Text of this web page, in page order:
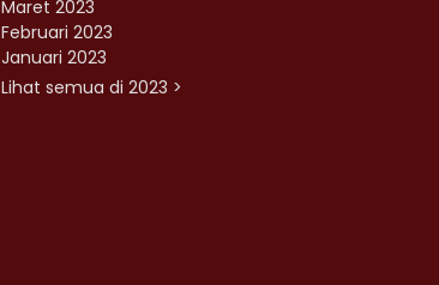
Maret 2023
Februari 2023
Januari 2023
Lihat semua di 2023 >